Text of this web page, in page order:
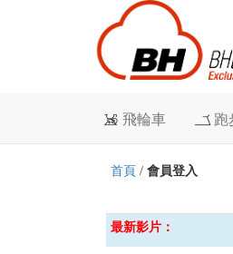
飛輪車 跑
首頁 / 會員登入
最新影片：